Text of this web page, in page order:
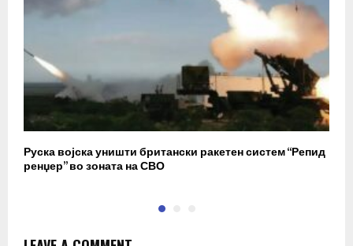
Руска војска уништи британски ракетен систем “Репид
ренџер” во зоната на СВО